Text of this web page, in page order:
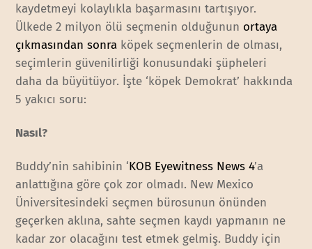
kaydetmeyi kolaylıkla başarmasını tartışıyor.
Ülkede 2 milyon ölü seçmenin olduğunun ortaya
çıkmasından sonra köpek seçmenlerin de olması,
seçimlerin güvenilirliği konusundaki şüpheleri
daha da büyütüyor. İşte ‘köpek Demokrat’ hakkında
5 yakıcı soru:
Nasıl?
Buddy’nin sahibinin ‘KOB Eyewitness News 4’a
anlattığına göre çok zor olmadı. New Mexico
Üniversitesindeki seçmen bürosunun önünden
geçerken aklına, sahte seçmen kaydı yapmanın ne
kadar zor olacağını test etmek gelmiş. Buddy için